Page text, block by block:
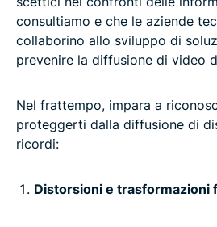
consultiamo e che le aziende
collaborino allo sviluppo di
prevenire la diffusione di video
Nel frattempo, impara a
proteggerti dalla diffusione di
ricordi:
Distorsioni e trasformazioni